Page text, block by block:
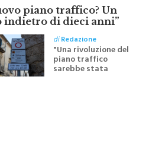
piano traffico? Un
indietro di dieci anni”
diRedazione
"Una rivoluzione del
piano traffico
sarebbe stata